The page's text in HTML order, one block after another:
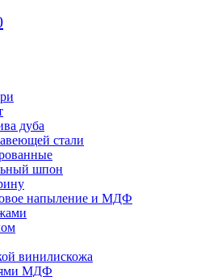
дуба
стали
шпон
напыление и МДФ
винилискожа
МДФ